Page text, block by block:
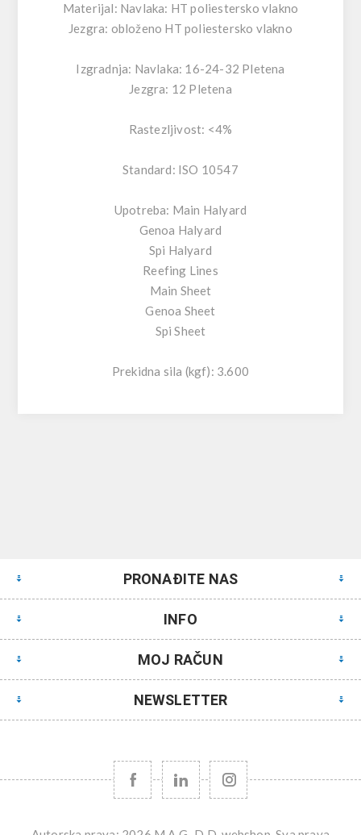
Materijal: Navlaka: HT poliestersko vlakno
Jezgra: obloženo HT poliestersko vlakno
Izgradnja: Navlaka: 16-24-32 Pletena
Jezgra: 12 Pletena
Rastezljivost: <4%
Standard: ISO 10547
Upotreba: Main Halyard
Genoa Halyard
Spi Halyard
Reefing Lines
Main Sheet
Genoa Sheet
Spi Sheet
Prekidna sila (kgf): 3.600
PRONAĐITE NAS
INFO
MOJ RAČUN
NEWSLETTER